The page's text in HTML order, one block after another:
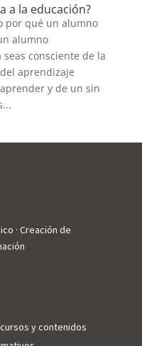
a la educación?
por qué un alumno
alumno
consciente de la
aprendizaje
y de un sin
· Creación de
y contenidos